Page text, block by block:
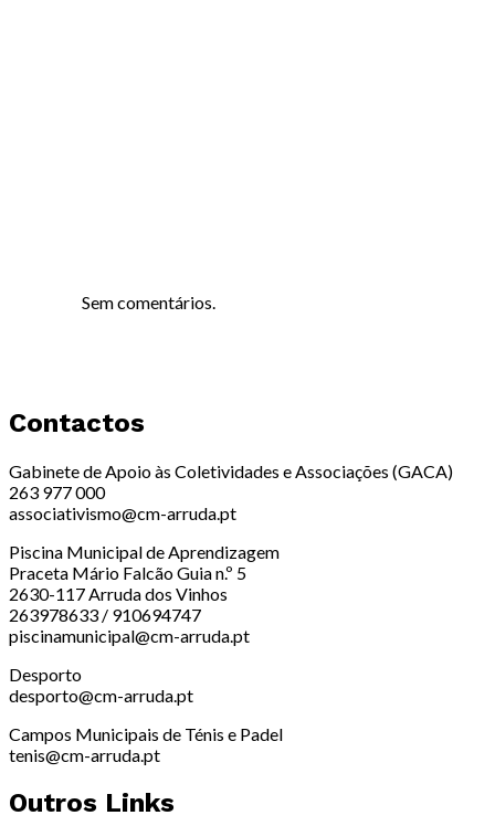
Sem comentários.
Contactos
Gabinete de Apoio às Coletividades e Associações (GACA)
263 977 000
associativismo@cm-arruda.pt
Piscina Municipal de Aprendizagem
Praceta Mário Falcão Guia n.º 5
2630-117 Arruda dos Vinhos
263978633 / 910694747
piscinamunicipal@cm-arruda.pt
Desporto
desporto@cm-arruda.pt
Campos Municipais de Ténis e Padel
tenis@cm-arruda.pt
Outros Links